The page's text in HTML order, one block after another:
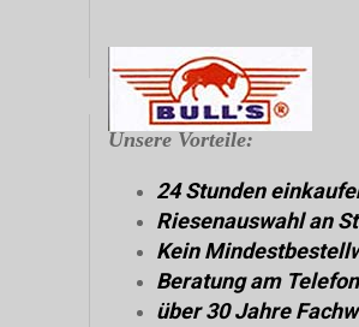
Unsere Vorteile:
24 Stunden
Riesenauswahl an
Kein
Beratung am Telefon
über 30 Jahre